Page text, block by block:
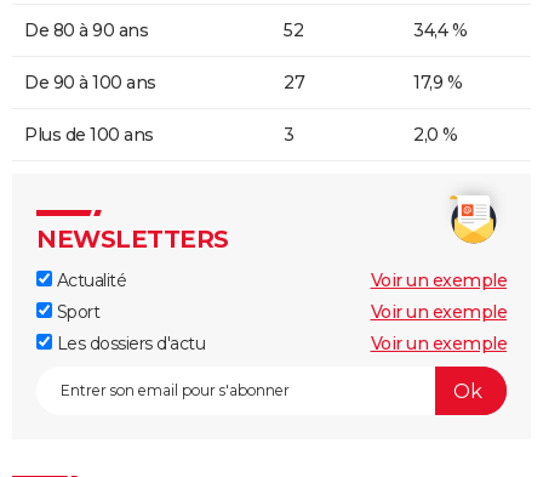
De 80 à 90 ans 52 34,4 %
De 90 à 100 ans 27 17,9 %
Plus de 100 ans 3 2,0 %
NEWSLETTERS
Actualité
Voir un exemple
Sport
Voir un exemple
Les dossiers d'actu
Voir un exemple